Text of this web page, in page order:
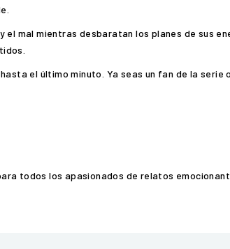
mal mientras desbaratan los planes de sus
el último minuto. Ya seas un fan de la serie
todos los apasionados de relatos